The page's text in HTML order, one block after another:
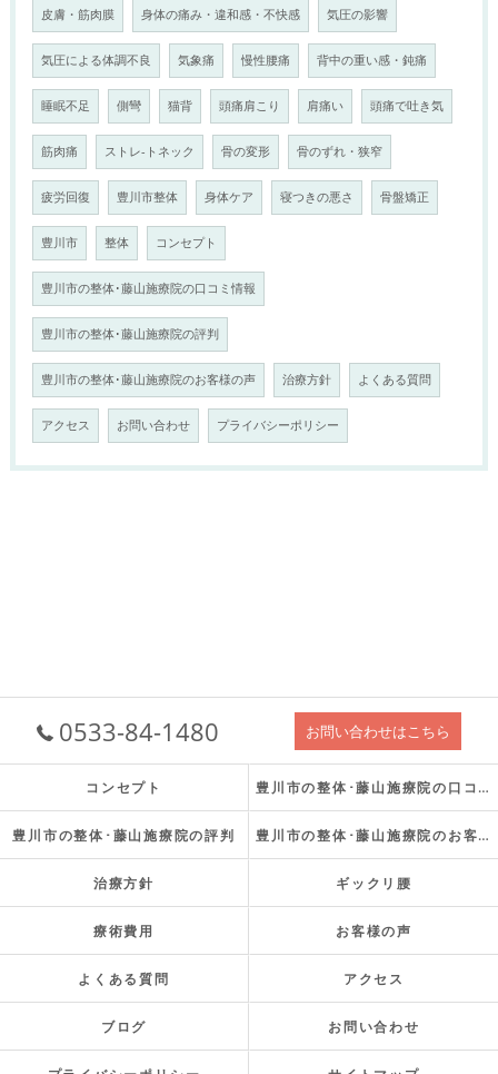
皮膚・筋肉膜 身体の痛み・違和感・不快感 気圧の影響
気圧による体調不良 気象痛 慢性腰痛 背中の重い感・鈍痛
睡眠不足 側彎 猫背 頭痛肩こり 肩痛い 頭痛で吐き気
筋肉痛 ストレ-トネック 骨の変形 骨のずれ・狭窄
疲労回復 豊川市整体 身体ケア 寝つきの悪さ 骨盤矯正
豊川市 整体 コンセプト
豊川市の整体･藤山施療院の口コミ情報
豊川市の整体･藤山施療院の評判
豊川市の整体･藤山施療院のお客様の声 治療方針 よくある質問
アクセス お問い合わせ プライバシーポリシー
0533-84-1480 お問い合わせはこちら
コンセプト 豊川市の整体･藤山施療院の口コミ情報
豊川市の整体･藤山施療院の評判 豊川市の整体･藤山施療院のお客様の声
治療方針 ギックリ腰
療術費用 お客様の声
よくある質問 アクセス
ブログ お問い合わせ